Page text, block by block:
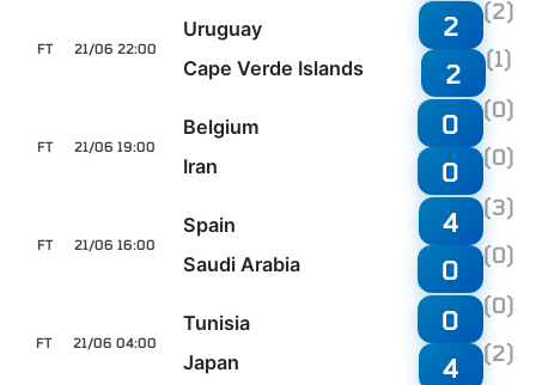
21/06 22:00
FT
Uruguay
Cape Verde Islands
2 (2)
2 (1)
21/06 19:00
FT
Belgium
Iran
0 (0)
0 (0)
21/06 16:00
FT
Spain
Saudi Arabia
4 (3)
0 (0)
21/06 04:00
FT
Tunisia
Japan
0 (0)
4 (2)